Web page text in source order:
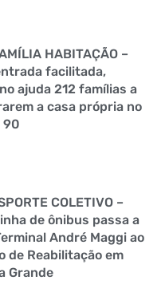
HABITAÇÃO –
facilitada,
ajuda 212 famílias a
a casa própria no
90
COLETIVO –
de ônibus passa a
André Maggi ao
de Reabilitação em
Grande